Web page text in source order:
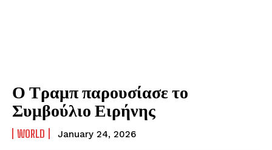
Ο Τραμπ παρουσίασε το
Συμβούλιο Ειρήνης
WORLD January 24, 2026